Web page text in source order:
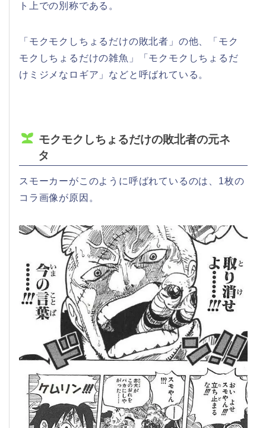
ト上での別称である。
「モクモクしちょるだけの敗北者」の他、「モク
モクしちょるだけの雑魚」「モクモクしちょるだ
けミジメなロギア」などと呼ばれている。
モクモクしちょるだけの敗北者の元ネ
タ
スモーカーがこのように呼ばれているのは、1枚の
コラ画像が原因。